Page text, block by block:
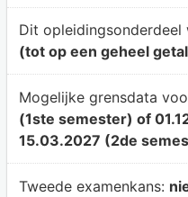
Dit
(tot op een geheel
Mogelijke grensdata
(1ste semester) of
15.03.2027 (2de
Tweede examenkans: